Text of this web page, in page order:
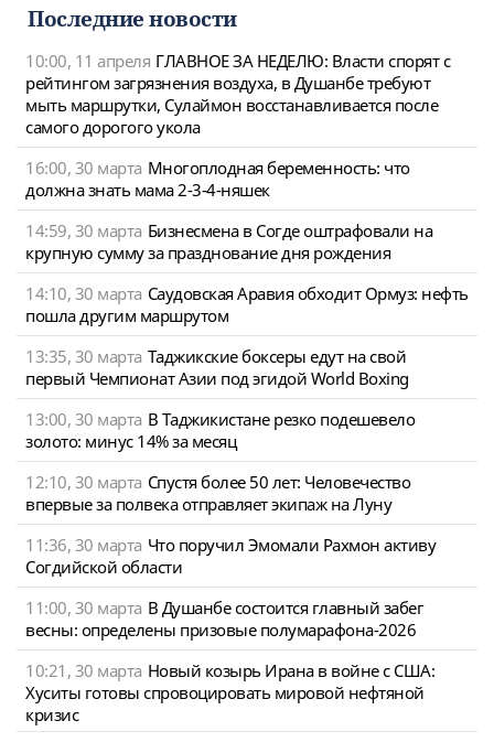
Последние новости
10:00, 11 апреля ГЛАВНОЕ ЗА НЕДЕЛЮ: Власти спорят с
рейтингом загрязнения воздуха, в Душанбе требуют
мыть маршрутки, Сулаймон восстанавливается после
самого дорогого укола
16:00, 30 марта Многоплодная беременность: что
должна знать мама 2-3-4-няшек
14:59, 30 марта Бизнесмена в Согде оштрафовали на
крупную сумму за празднование дня рождения
14:10, 30 марта Саудовская Аравия обходит Ормуз: нефть
пошла другим маршрутом
13:35, 30 марта Таджикские боксеры едут на свой
первый Чемпионат Азии под эгидой World Boxing
13:00, 30 марта В Таджикистане резко подешевело
золото: минус 14% за месяц
12:10, 30 марта Спустя более 50 лет: Человечество
впервые за полвека отправляет экипаж на Луну
11:36, 30 марта Что поручил Эмомали Рахмон активу
Согдийской области
11:00, 30 марта В Душанбе состоится главный забег
весны: определены призовые полумарафона-2026
10:21, 30 марта Новый козырь Ирана в войне с США:
Хуситы готовы спровоцировать мировой нефтяной
кризис